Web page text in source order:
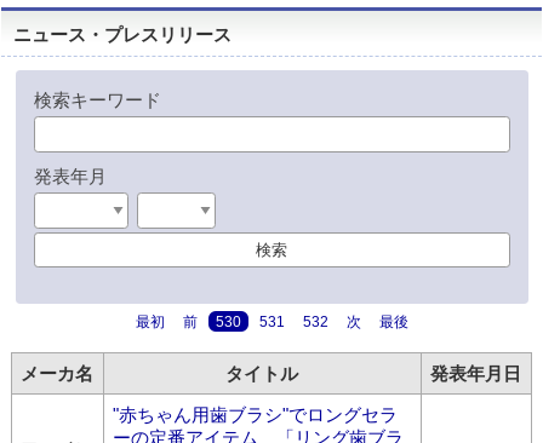
ニュース・プレスリリース
検索キーワード
発表年月
検索
最初 前 530 531 532 次 最後
メーカ名 タイトル 発表年月日
"赤ちゃん用歯ブラシ"でロングセラ
ーの定番アイテム 「リング歯ブラ